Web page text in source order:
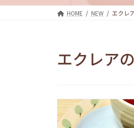
HOME NEW エクレ
エクレア